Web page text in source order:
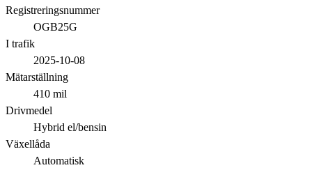
Registreringsnummer
OGB25G
I trafik
2025-10-08
Mätarställning
410 mil
Drivmedel
Hybrid el/bensin
Växellåda
Automatisk